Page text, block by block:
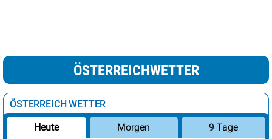
ÖSTERREICHWETTER
ÖSTERREICH WETTER
Heute Morgen 9 Tage